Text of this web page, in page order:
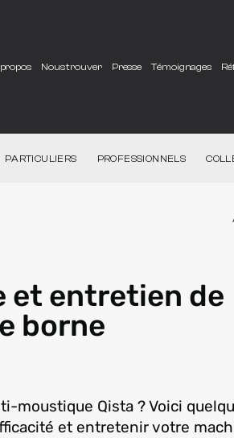
Nous trouver Presse Témoignages
PARTICULIERS PROFESSIONNELS
et entretien de
borne
moustique Qista ? Voici
et entretenir votre